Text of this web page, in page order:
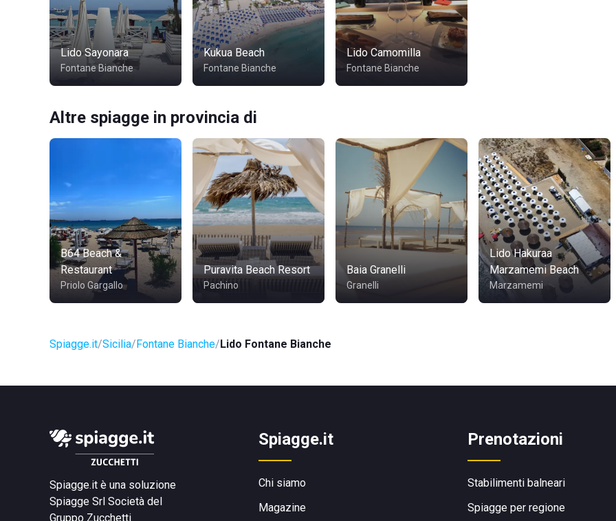
Lido Sayonara
Fontane Bianche
Kukua Beach
Fontane Bianche
Lido Camomilla
Fontane Bianche
Altre spiagge in provincia di
B64 Beach &
Restaurant
Priolo Gargallo
Puravita Beach Resort
Pachino
Baia Granelli
Granelli
Lido Hakuraa
Marzamemi Beach
Marzamemi
Spiagge.it Sicilia Fontane Bianche Lido Fontane Bianche
Spiagge.it è una soluzione
Spiagge Srl Società del
Gruppo Zucchetti
Spiagge.it
Chi siamo
Magazine
Prenotazioni
Stabilimenti balneari
Spiagge per regione